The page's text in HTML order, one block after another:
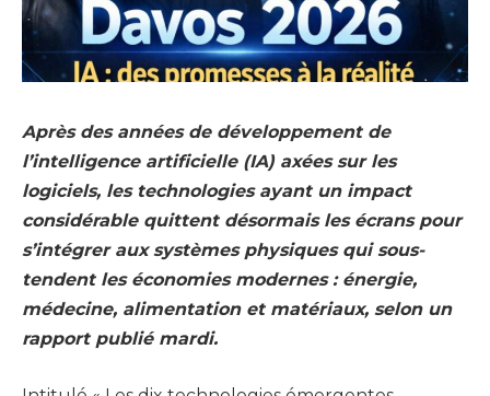
Après des années de développement de
l’intelligence artificielle (IA) axées sur les
logiciels, les technologies ayant un impact
considérable quittent désormais les écrans pour
s’intégrer aux systèmes physiques qui sous-
tendent les économies modernes : énergie,
médecine, alimentation et matériaux, selon un
rapport publié mardi.